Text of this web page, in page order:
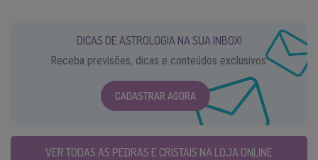
DICAS DE ASTROLOGIA NA SUA INBOX!
Receba previsões, dicas e conteúdos exclusivos.
CADASTRAR AGORA
VER TODAS AS PEDRAS E CRISTAIS NA LOJA ONLINE